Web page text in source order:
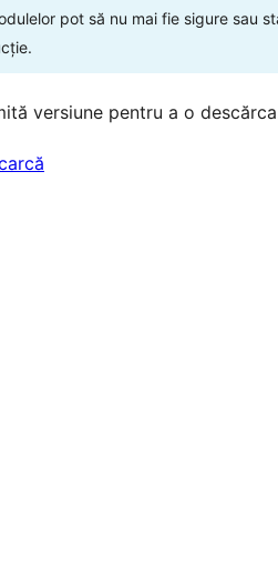
pot să nu mai fie sigure sau
versiune pentru a o